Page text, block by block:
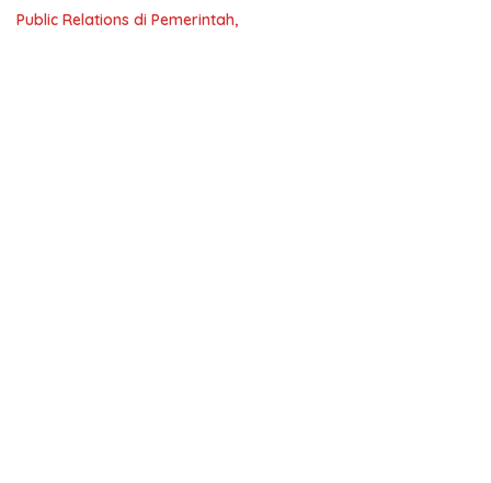
Public Relations di Pemerintah,